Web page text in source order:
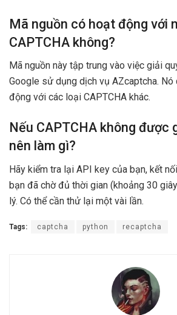
Mã nguồn có hoạt động với
CAPTCHA không?
Mã nguồn này tập trung vào việc giải
Google sử dụng dịch vụ AZcaptcha. Nó
động với các loại CAPTCHA khác.
Nếu CAPTCHA không được
nên làm gì?
Hãy kiểm tra lại API key của bạn, kết
bạn đã chờ đủ thời gian (khoảng 30
lý. Có thể cần thử lại một vài lần.
Tags: captcha python recaptcha